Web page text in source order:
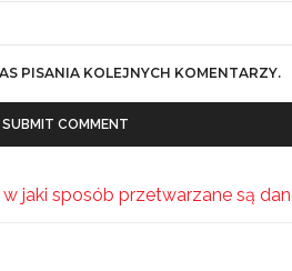
PISANIA KOLEJNYCH KOMENTARZY.
jaki sposób przetwarzane są